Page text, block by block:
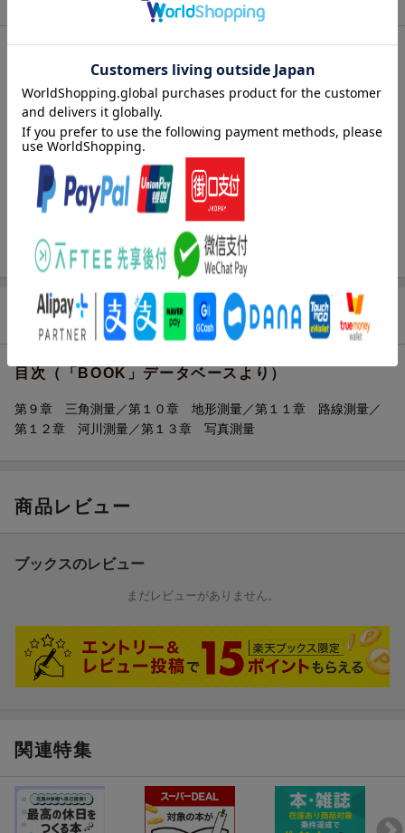
発売日 1998年06月
山之内繁夫
レーベル 基礎シリーズ
出版社
発行形態 単行本
ページ数 168p
ISBN 9784407031652
商品説明
目次（「BOOK」データベースより）
第９章 三角測量／第１０章 地形測量／第１１章 路線測量／
第１２章 河川測量／第１３章 写真測量
商品レビュー
ブックスのレビュー
まだレビューがありません。
関連特集